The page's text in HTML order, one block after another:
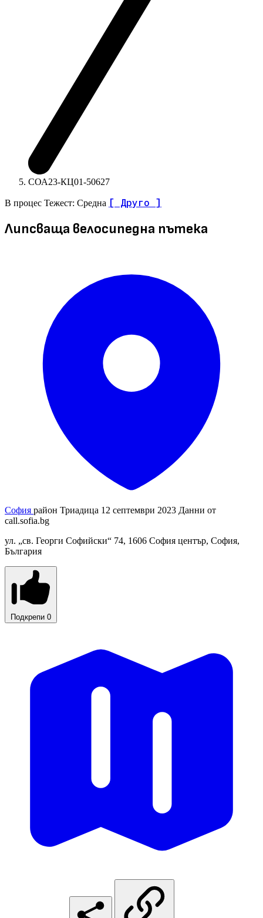
СОА23-КЦ01-50627
В процес Тежест: Средна [ Друго ]
Липсваща велосипедна пътека
София район Триадица 12 септември 2023 Данни от
call.sofia.bg
ул. „св. Георги Софийски“ 74, 1606 София център, София,
България
Подкрепи 0